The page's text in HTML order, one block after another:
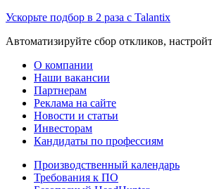
Ускорьте подбор в 2 раза с Talantix
Автоматизируйте сбор откликов,
О компании
Наши вакансии
Партнерам
Реклама на сайте
Новости и статьи
Инвесторам
Кандидаты по профессиям
Производственный календарь
Требования к ПО